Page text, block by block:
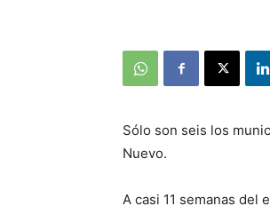
Sólo son seis los
Nuevo.
A casi 11 semanas del